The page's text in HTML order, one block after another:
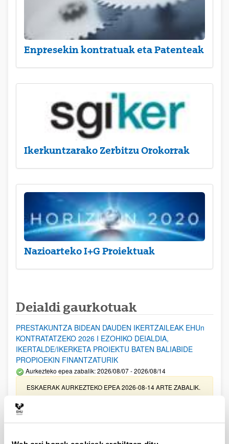
Enpresekin kontratuak eta Patenteak
Ikerkuntzarako Zerbitzu Orokorrak
Nazioarteko I+G Proiektuak
Deialdi gaurkotuak
PRESTAKUNTZA BIDEAN DAUDEN IKERTZAILEAK EHUn
KONTRATATZEKO 2026 I EZOHIKO DEIALDIA,
IKERTALDE/IKERKETA PROIEKTU BATEN BALIABIDE
PROPIOEKIN FINANTZATURIK
Aurkezteko epea zabalik: 2026/08/07 - 2026/08/14
ESKAERAK AURKEZTEKO EPEA 2026-08-14 ARTE ZABALIK.
UPV/EHUn Azpiegitura Zientifikoa eta Funts Bibliografikoak
erosi eta berritzeko laguntzak 2026